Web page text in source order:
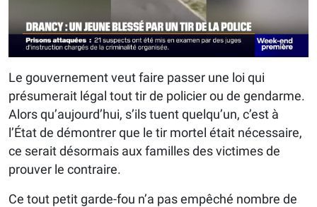
Le gouvernement veut faire passer une loi qui
présumerait légal tout tir de policier ou de gendarme.
Alors qu’aujourd’hui, s’ils tuent quelqu’un, c’est à
l’État de démontrer que le tir mortel était nécessaire,
ce serait désormais aux familles des victimes de
prouver le contraire.
Ce tout petit garde-fou n’a pas empêché nombre de